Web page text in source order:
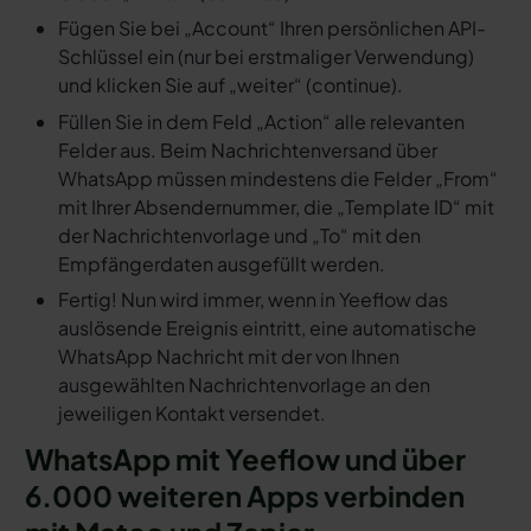
Fügen Sie bei „Account“ Ihren persönlichen API-
Schlüssel ein (nur bei erstmaliger Verwendung)
und klicken Sie auf „weiter“ (continue).
Füllen Sie in dem Feld „Action“ alle relevanten
Felder aus. Beim Nachrichtenversand über
WhatsApp müssen mindestens die Felder „From“
mit Ihrer Absendernummer, die „Template ID“ mit
der Nachrichtenvorlage und „To“ mit den
Empfängerdaten ausgefüllt werden.
Fertig! Nun wird immer, wenn in Yeeflow das
auslösende Ereignis eintritt, eine automatische
WhatsApp Nachricht mit der von Ihnen
ausgewählten Nachrichtenvorlage an den
jeweiligen Kontakt versendet.
WhatsApp mit Yeeflow und über
6.000 weiteren Apps verbinden